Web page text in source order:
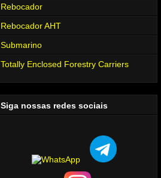
Rebocador
Rebocador AHT
Submarino
Totally Enclosed Forestry Carriers
Siga nossas redes sociais